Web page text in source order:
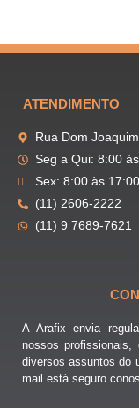
ATENDIMENTO
Rua Dom
Seg a Qui: 8:00
Sex: 8:00 às
(11) 2606-2222
(11) 9 7689-7621
A Arafix envia
nossos
diversos assuntos do
mail está seguro